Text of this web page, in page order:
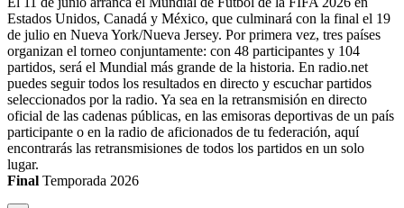
Estados Unidos, Canadá y México, que culminará con la final el 19
de julio en Nueva York/Nueva Jersey. Por primera vez, tres países
organizan el torneo conjuntamente: con 48 participantes y 104
partidos, será el Mundial más grande de la historia. En radio.net
puedes seguir todos los resultados en directo y escuchar partidos
seleccionados por la radio. Ya sea en la retransmisión en directo
oficial de las cadenas públicas, en las emisoras deportivas de un país
participante o en la radio de aficionados de tu federación, aquí
encontrarás las retransmisiones de todos los partidos en un solo
lugar.
Final Temporada 2026